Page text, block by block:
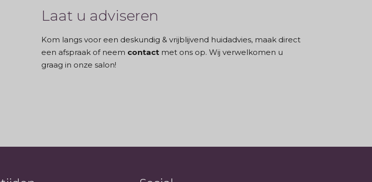
Laat u adviseren
Kom langs voor een deskundig & vrijblijvend huidadvies, maak direct
een afspraak of neem contact met ons op. Wij verwelkomen u
graag in onze salon!